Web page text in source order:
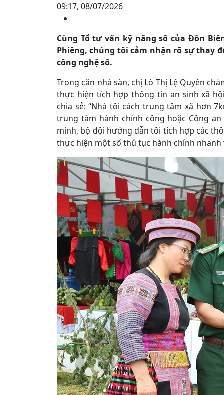
09:17, 08/07/2026
Cùng Tổ tư vấn kỹ năng số của Đồn
Phiêng, chúng tôi cảm nhận rõ sự thay
công nghệ số.
Trong căn nhà sàn, chị Lò Thị Lệ Quyên
thực hiện tích hợp thông tin an sinh xã
chia sẻ: “Nhà tôi cách trung tâm xã hơn
trung tâm hành chính công hoặc Công
minh, bộ đội hướng dẫn tôi tích hợp các
thực hiện một số thủ tục hành chính nhanh